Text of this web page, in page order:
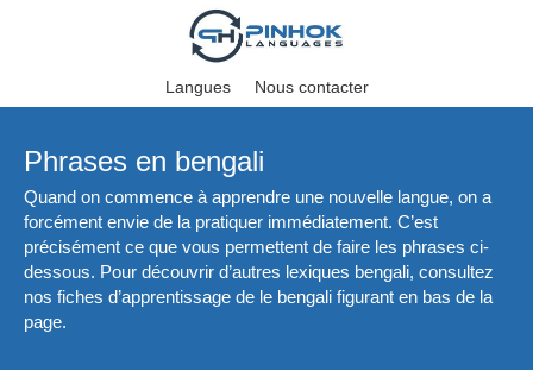
Langues Nous contacter
Phrases en bengali
Quand on commence à apprendre une nouvelle langue, on a
forcément envie de la pratiquer immédiatement. C’est
précisément ce que vous permettent de faire les phrases ci-
dessous. Pour découvrir d’autres lexiques bengali, consultez
nos fiches d’apprentissage de le bengali figurant en bas de la
page.